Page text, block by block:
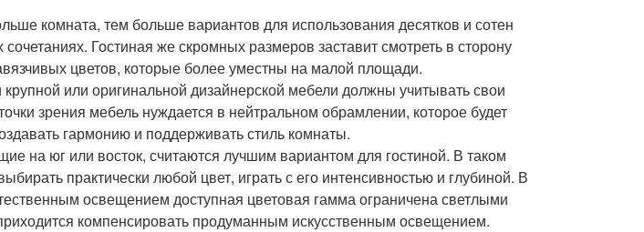
комната, тем больше вариантов для использования десятков и сотен
Гостиная же скромных размеров заставит смотреть в сторону
цветов, которые более уместны на малой площади.
или оригинальной дизайнерской мебели должны учитывать свои
зрения мебель нуждается в нейтральном обрамлении, которое будет
гармонию и поддерживать стиль комнаты.
на юг или восток, считаются лучшим вариантом для гостиной. В таком
практически любой цвет, играть с его интенсивностью и глубиной. В
освещением доступная цветовая гамма ограничена светлыми
компенсировать продуманным искусственным освещением.